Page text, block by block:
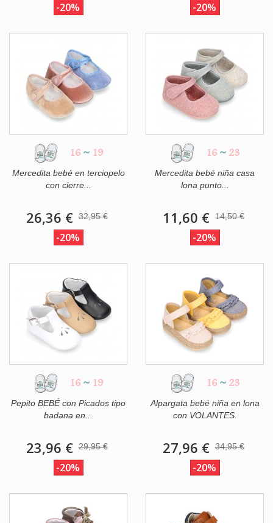
-20% -20%
16 ~ 19
Mercedita bebé en terciopelo
con cierre...
26,36 € 32,95 €
-20%
16 ~ 23
Mercedita bebé niña casa
lona punto...
11,60 € 14,50 €
-20%
16 ~ 19
Pepito BEBÉ con Picados tipo
badana en...
23,96 € 29,95 €
-20%
16 ~ 23
Alpargata bebé niña en lona
con VOLANTES.
27,96 € 34,95 €
-20%